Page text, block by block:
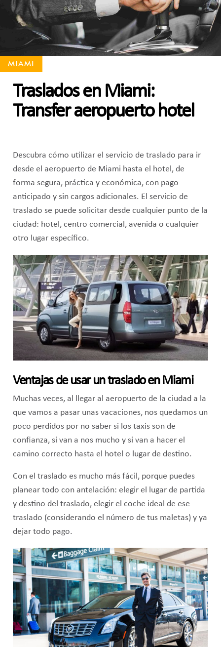
MIAMI
Traslados en Miami:
Transfer aeropuerto hotel
Descubra cómo utilizar el servicio de traslado para ir
desde el aeropuerto de Miami hasta el hotel, de
forma segura, práctica y económica, con pago
anticipado y sin cargos adicionales. El servicio de
traslado se puede solicitar desde cualquier punto de la
ciudad: hotel, centro comercial, avenida o cualquier
otro lugar específico.
Ventajas de usar un traslado en Miami
Muchas veces, al llegar al aeropuerto de la ciudad a la
que vamos a pasar unas vacaciones, nos quedamos un
poco perdidos por no saber si los taxis son de
confianza, si van a nos mucho y si van a hacer el
camino correcto hasta el hotel o lugar de destino.
Con el traslado es mucho más fácil, porque puedes
planear todo con antelación: elegir el lugar de partida
y destino del traslado, elegir el coche ideal de ese
traslado (considerando el número de tus maletas) y ya
dejar todo pago.